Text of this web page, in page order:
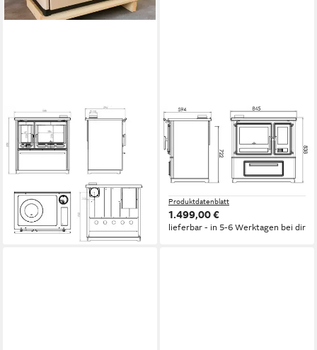
PLAMEN
Festbrennstoffherd Holzherd
850 creme links
8,00 kW Nennwärmeleistung
Wirkungsgrad
Produktdatenblatt
1.499,00 €
lieferbar - in 5-6 Werktagen bei dir
PLAMEN
Festbrennstoffherd Slavonac
schwarz links
8,00 kW
Nennwärmeleistung
83,70 % Wirkungsgrad
Produktdatenblatt
1.499,00 €
lieferbar - in 5-6 Werktagen bei dir